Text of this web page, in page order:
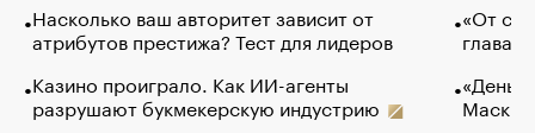
Насколько ваш авторитет зависит от
атрибутов престижа? Тест для лидеров
Казино проиграло. Как ИИ-агенты
разрушают букмекерскую индустрию
«От
глава
Маск в